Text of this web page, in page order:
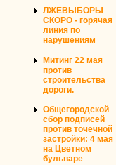
ЛЖЕВЫБОРЫ
СКОРО - горячая
линия по
нарушениям
Митинг 22 мая
против
строительства
дороги.
Общегородской
сбор подписей
против точечной
застройки: 4 мая
на Цветном
бульваре